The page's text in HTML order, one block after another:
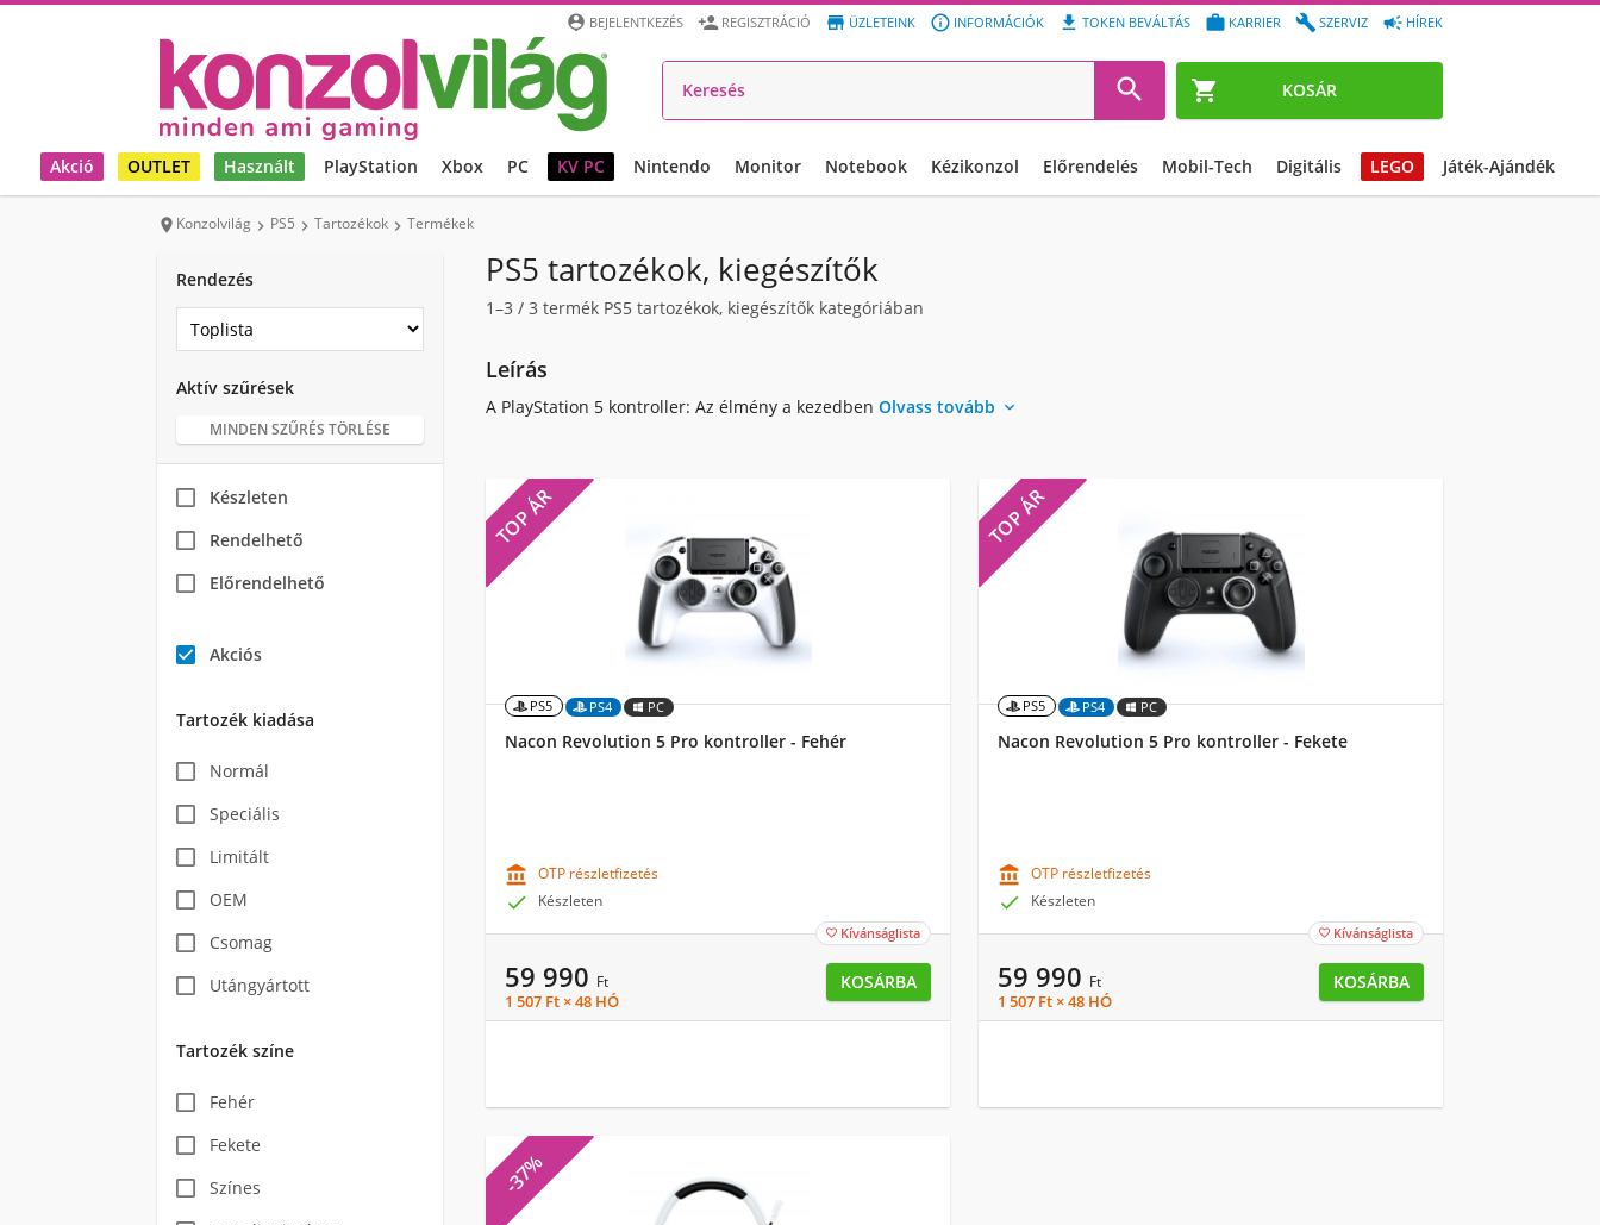
 KOSÁR
 HÍREK
 SZERVIZ
 KARRIER
 TOKEN BEVÁLTÁS
 INFORMÁCIÓK
 ÜZLETEINK
 REGISZTRÁCIÓ
 BEJELENTKEZÉS

Akció OUTLET Használt PlayStation Xbox PC KV PC Nintendo Monitor Notebook Kézikonzol Előrendelés Mobil-Tech Digitális LEGO Játék-Ajándék
 Konzolvilág  PS5  Tartozékok  Termékek
Rendezés
Aktív szűrések
MINDEN SZŰRÉS TÖRLÉSE
Készleten
Rendelhető
Előrendelhető
Akciós
Tartozék kiadása
Normál
Speciális
Limitált
OEM
Csomag
Utángyártott
Tartozék színe
Fehér
Fekete
Színes
PS5 tartozékok, kiegészítők
1–3 / 3 termék PS5 tartozékok, kiegészítők kategóriában
Leírás
A PlayStation 5 kontroller: Az élmény a kezedben Olvass tovább 
TOP ÁR
PS5 PS4 PC
Nacon Revolution 5 Pro kontroller - Fehér
 OTP részletfizetés
 Készleten
 Kívánságlista
59 990 Ft
1 507 Ft × 48 HÓ
KOSÁRBA
TOP ÁR
PS5 PS4 PC
Nacon Revolution 5 Pro kontroller - Fekete
 OTP részletfizetés
 Készleten
 Kívánságlista
59 990 Ft
1 507 Ft × 48 HÓ
KOSÁRBA
-37%